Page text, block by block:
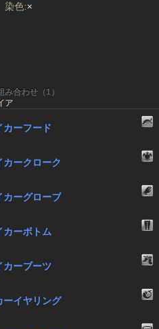
染色:×
合わせ（1）
ア
カーフード
カークローク
カーグローブ
カーボトム
カーブーツ
ーイヤリング